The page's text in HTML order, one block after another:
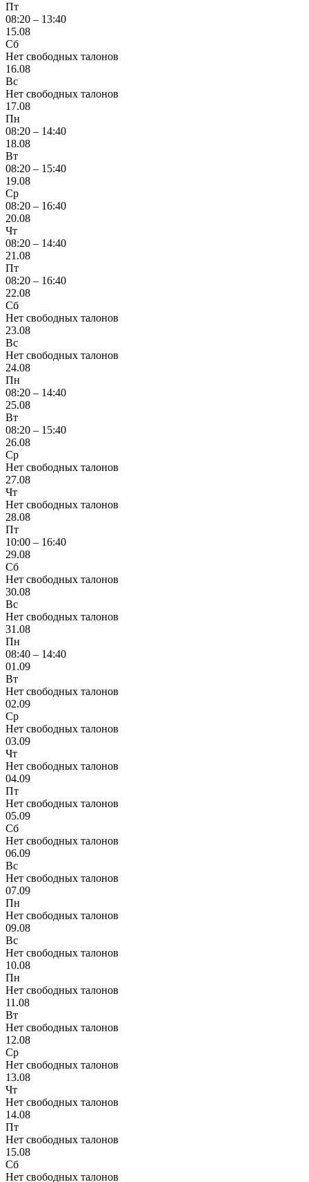
Пт
08:20 – 13:40
15.08
Сб
Нет свободных талонов
16.08
Вс
Нет свободных талонов
17.08
Пн
08:20 – 14:40
18.08
Вт
08:20 – 15:40
19.08
Ср
08:20 – 16:40
20.08
Чт
08:20 – 14:40
21.08
Пт
08:20 – 16:40
22.08
Сб
Нет свободных талонов
23.08
Вс
Нет свободных талонов
24.08
Пн
08:20 – 14:40
25.08
Вт
08:20 – 15:40
26.08
Ср
Нет свободных талонов
27.08
Чт
Нет свободных талонов
28.08
Пт
10:00 – 16:40
29.08
Сб
Нет свободных талонов
30.08
Вс
Нет свободных талонов
31.08
Пн
08:40 – 14:40
01.09
Вт
Нет свободных талонов
02.09
Ср
Нет свободных талонов
03.09
Чт
Нет свободных талонов
04.09
Пт
Нет свободных талонов
05.09
Сб
Нет свободных талонов
06.09
Вс
Нет свободных талонов
07.09
Пн
Нет свободных талонов
09.08
Вс
Нет свободных талонов
10.08
Пн
Нет свободных талонов
11.08
Вт
Нет свободных талонов
12.08
Ср
Нет свободных талонов
13.08
Чт
Нет свободных талонов
14.08
Пт
Нет свободных талонов
15.08
Сб
Нет свободных талонов